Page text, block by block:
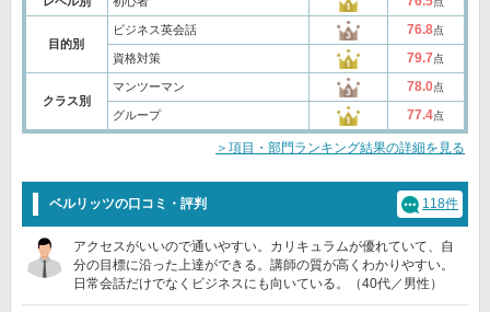
目的別
ビジネス英会話 76.8点
資格対策 79.7点
クラス別
マンツーマン 78.0点
グループ 77.4点
＞項目・部門ランキング結果の詳細を見る
ベルリッツの口コミ・評判 118件
アクセスがいいので通いやすい。カリキュラムが優れていて、自
分の目標に沿った上達ができる。講師の質が高くわかりやすい。
日常会話だけでなくビジネスにも向いている。（40代／男性）